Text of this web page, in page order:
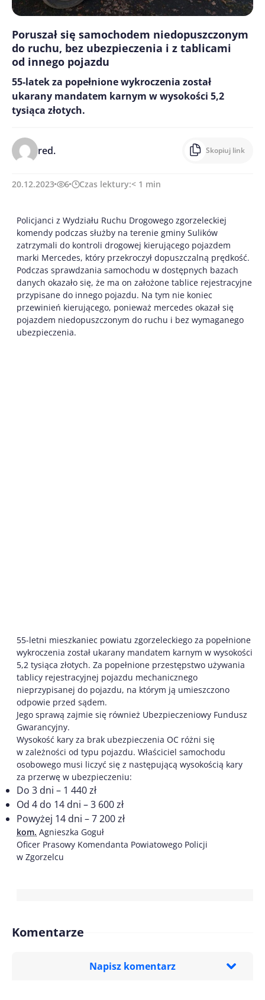
Poruszał się samochodem niedopuszczonym
do ruchu, bez ubezpieczenia i z tablicami
od innego pojazdu
55-latek za popełnione wykroczenia został
ukarany mandatem karnym w wysokości 5,2
tysiąca złotych.
red. Skopiuj link
20.12.2023 6 Czas lektury:< 1 min
Policjanci z Wydziału Ruchu Drogowego zgorzeleckiej
komendy podczas służby na terenie gminy Sulików
zatrzymali do kontroli drogowej kierującego pojazdem
marki Mercedes, który przekroczył dopuszczalną prędkość.
Podczas sprawdzania samochodu w dostępnych bazach
danych okazało się, że ma on założone tablice rejestracyjne
przypisane do innego pojazdu. Na tym nie koniec
przewinień kierującego, ponieważ mercedes okazał się
pojazdem niedopuszczonym do ruchu i bez wymaganego
ubezpieczenia.
55-letni mieszkaniec powiatu zgorzeleckiego za popełnione
wykroczenia został ukarany mandatem karnym w wysokości
5,2 tysiąca złotych. Za popełnione przestępstwo używania
tablicy rejestracyjnej pojazdu mechanicznego
nieprzypisanej do pojazdu, na którym ją umieszczono
odpowie przed sądem.
Jego sprawą zajmie się również Ubezpieczeniowy Fundusz
Gwarancyjny.
Wysokość kary za brak ubezpieczenia OC różni się
w zależności od typu pojazdu. Właściciel samochodu
osobowego musi liczyć się z następującą wysokością kary
za przerwę w ubezpieczeniu:
Do 3 dni – 1 440 zł
Od 4 do 14 dni – 3 600 zł
Powyżej 14 dni – 7 200 zł
kom. Agnieszka Goguł
Oficer Prasowy Komendanta Powiatowego Policji
w Zgorzelcu
Komentarze
Napisz komentarz